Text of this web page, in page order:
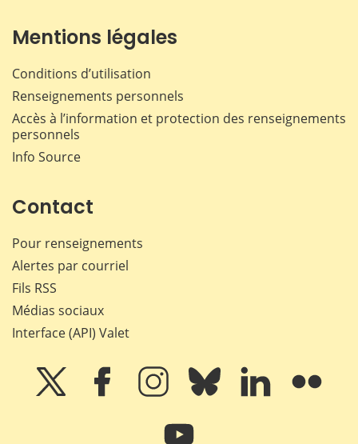
Mentions légales
Conditions d’utilisation
Renseignements personnels
Accès à l’information et protection des renseignements
personnels
Info Source
Contact
Pour renseignements
Alertes par courriel
Fils RSS
Médias sociaux
Interface (API) Valet